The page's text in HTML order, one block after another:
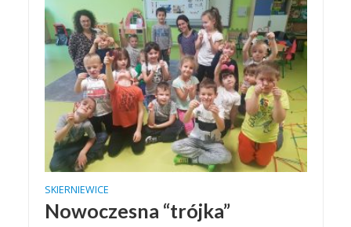
SKIERNIEWICE
Nowoczesna “trójka”